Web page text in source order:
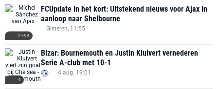
2794
FCUpdate in het kort: Uitstekend nieuws voor Ajax in
aanloop naar Shelbourne
Gisteren, 11:55
4
Bizar: Bournemouth en Justin Kluivert vernederen
Serie A-club met 10-1
4 aug. 19:01